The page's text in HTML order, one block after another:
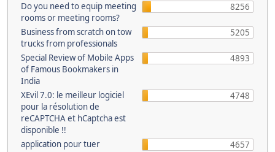
Do you need to equip meeting
rooms or meeting rooms?
8256
Business from scratch on tow
trucks from professionals
5205
Special Review of Mobile Apps
of Famous Bookmakers in
India
4893
XEvil 7.0: le meilleur logiciel
pour la résolution de
reCAPTCHA et hCaptcha est
disponible !!
4748
application pour tuer
4657